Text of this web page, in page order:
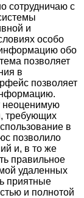
сотрудничаю с
и
особо
обо
позволяет
в
позволяет
неоценимую
требующих
в
позволило
и, в то же
правильное
удаленных
приятные
и полнотой